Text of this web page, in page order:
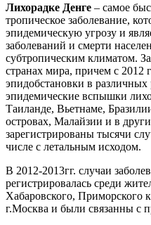
Лихорадке Денге – самое
тропическое заболевание,
эпидемическую угрозу и
заболеваний и смерти
субтропическим климатом.
странах мира, причем с 2012
эпидобстановки в
эпидемические вспышки
Таиланде, Вьетнаме,
островах, Малайзии и в
зарегистрированы тысячи
числе с летальным исходом.
В 2012-2013гг. случаи
регистрировалась среди
Хабаровского, Приморского
г.Москва и были связанны с